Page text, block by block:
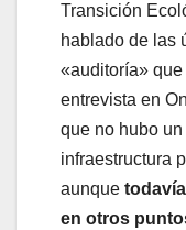
Transición
hablado de las
«auditoría»
entrevista en
que no hubo un
infraestructura
aunque
en otros